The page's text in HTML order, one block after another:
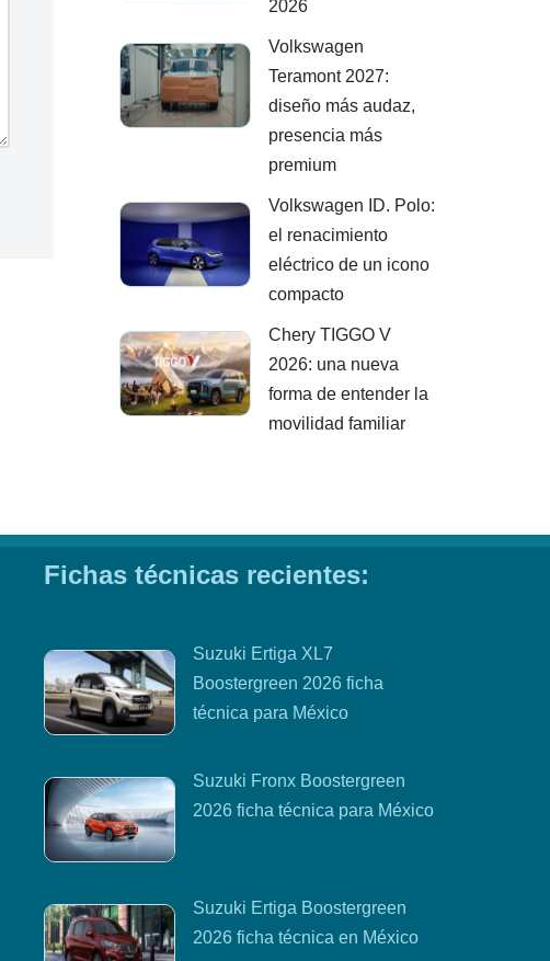
2026
Volkswagen
Teramont 2027:
diseño más audaz,
presencia más
premium
Volkswagen ID. Polo:
el renacimiento
eléctrico de un icono
compacto
Chery TIGGO V
2026: una nueva
forma de entender la
movilidad familiar
Fichas técnicas recientes:
Suzuki Ertiga XL7
Boostergreen 2026 ficha
técnica para México
Suzuki Fronx Boostergreen
2026 ficha técnica para México
Suzuki Ertiga Boostergreen
2026 ficha técnica en México